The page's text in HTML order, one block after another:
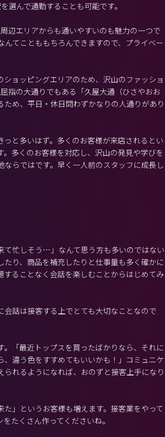
選んで通勤することも可能です。
辺エリアからも通いやすいのも魅力の一つで
てことももちろんできますので、プライベー
ョッピングエリアのため、沢山のファッショ
指の大通りでもある「久屋大通（ひさやおお
め、平日・休日問わずかなりの人通りがあり
と多いはず。多くのお客様が来店されるとい
多くのお客様を対応し、沢山の発見や学びを
らではです。早く一人前のスタッフに成長し
て忙しそう…」なんて思う方も多いのではない
り、商品を補充したりと仕事量も多く確かに
ることなく会話を楽しむことからはじめてみ
話は接客する上でとても大切なことなので
「最近トップスを買ったばかりなら、それに
違う色をすすめてもいいかも！」コミュニケ
れるようになれば、おのずと接客上手になり
」というお客様も増えます。接客業をやって
たくさん作ってくださいね。